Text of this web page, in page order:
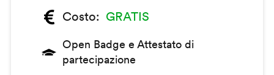
Costo
GRATIS
Open Badge e Attestato di
partecipazione